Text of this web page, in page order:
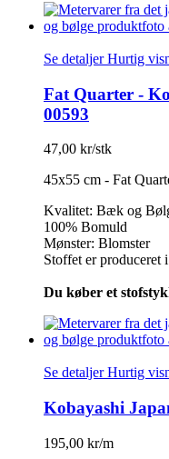
Se detaljerHurtig
Fat Quarter -
00593
47,00 kr/stk
45x55 cm - Fat
Kvalitet: Bæk og
100% Bomuld
Mønster: Blomster
Stoffet er produceret
Du køber et
Se detaljerHurtig
Kobayashi
195,00 kr/m